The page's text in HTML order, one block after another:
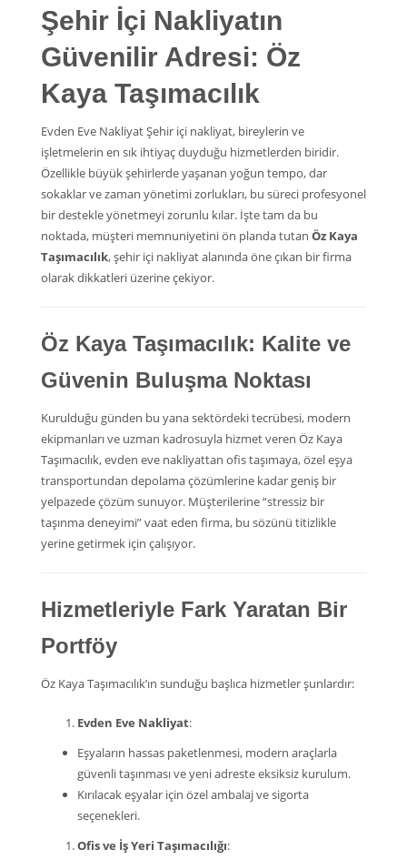
Şehir İçi Nakliyatın
Güvenilir Adresi: Öz
Kaya Taşımacılık
Evden Eve Nakliyat Şehir içi nakliyat, bireylerin ve
işletmelerin en sık ihtiyaç duyduğu hizmetlerden biridir.
Özellikle büyük şehirlerde yaşanan yoğun tempo, dar
sokaklar ve zaman yönetimi zorlukları, bu süreci profesyonel
bir destekle yönetmeyi zorunlu kılar. İşte tam da bu
noktada, müşteri memnuniyetini ön planda tutan Öz Kaya
Taşımacılık, şehir içi nakliyat alanında öne çıkan bir firma
olarak dikkatleri üzerine çekiyor.
Öz Kaya Taşımacılık: Kalite ve
Güvenin Buluşma Noktası
Kurulduğu günden bu yana sektördeki tecrübesi, modern
ekipmanları ve uzman kadrosuyla hizmet veren Öz Kaya
Taşımacılık, evden eve nakliyattan ofis taşımaya, özel eşya
transportundan depolama çözümlerine kadar geniş bir
yelpazede çözüm sunuyor. Müşterilerine “stressiz bir
taşınma deneyimi” vaat eden firma, bu sözünü titizlikle
yerine getirmek için çalışıyor.
Hizmetleriyle Fark Yaratan Bir
Portföy
Öz Kaya Taşımacılık’ın sunduğu başlıca hizmetler şunlardır:
Evden Eve Nakliyat:
Eşyaların hassas paketlenmesi, modern araçlarla
güvenli taşınması ve yeni adreste eksiksiz kurulum.
Kırılacak eşyalar için özel ambalaj ve sigorta
seçenekleri.
Ofis ve İş Yeri Taşımacılığı: